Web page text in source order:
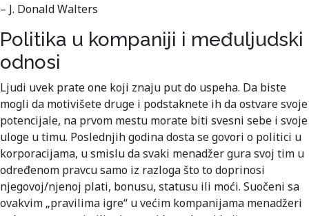
– J. Donald Walters
Politika u kompaniji i međuljudski
odnosi
Ljudi uvek prate one koji znaju put do uspeha. Da biste
mogli da motivišete druge i podstaknete ih da ostvare svoje
potencijale, na prvom mestu morate biti svesni sebe i svoje
uloge u timu. Poslednjih godina dosta se govori o politici u
korporacijama, u smislu da svaki menadžer gura svoj tim u
određenom pravcu samo iz razloga što to doprinosi
njegovoj/njenoj plati, bonusu, statusu ili moći. Suočeni sa
ovakvim „pravilima igre“ u većim kompanijama menadžeri